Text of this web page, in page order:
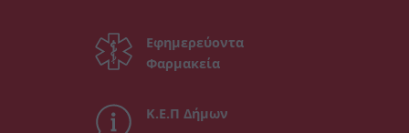
Εφημερεύοντα
Φαρμακεία
Κ.Ε.Π Δήμων